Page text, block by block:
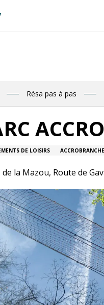
Résa pas à pas
DE LOISIRS ACCROBRANCHE
la Mazou, Route de